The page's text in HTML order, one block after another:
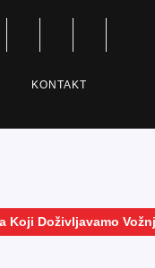
KONTAKT
Koji Doživljavamo